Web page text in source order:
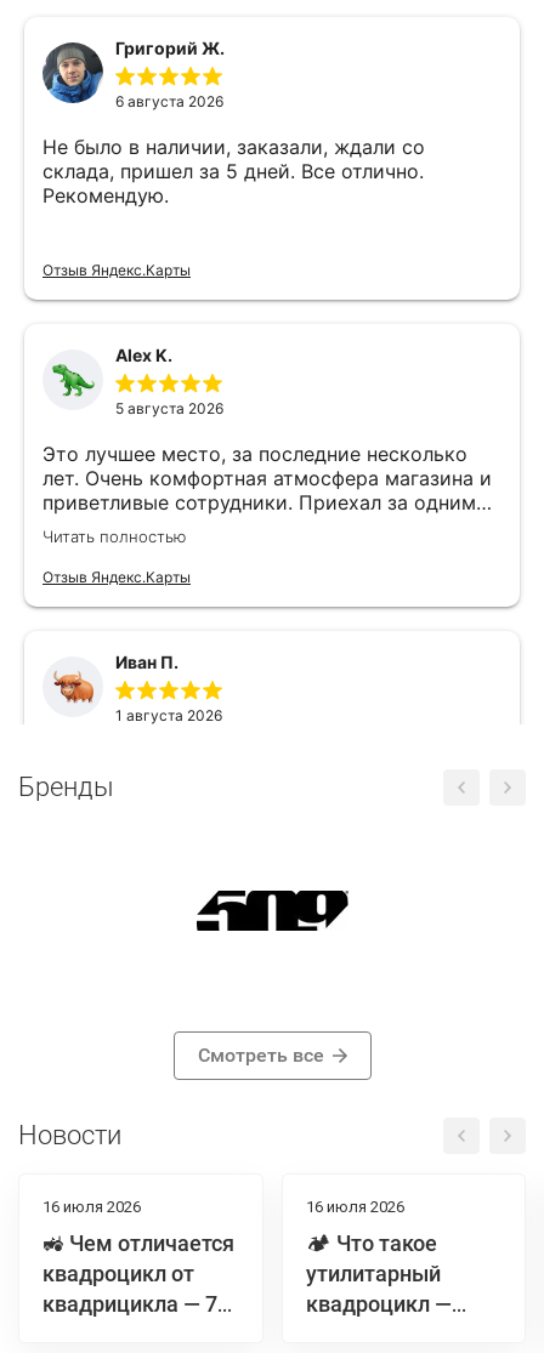
Бренды
Смотреть все
Новости
16 июля 2026
🚜 Чем отличается
квадроцикл от
квадрицикла — 7
16 июля 2026
🏕️ Что такое
утилитарный
квадроцикл —